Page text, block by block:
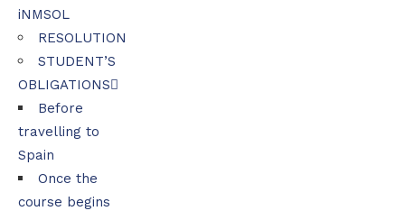
iNMSOL
RESOLUTION
STUDENT’S
OBLIGATIONS
Before
travelling to
Spain
Once the
course begins